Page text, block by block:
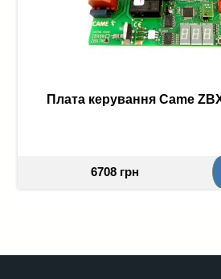
Плата керування Came
6708 грн